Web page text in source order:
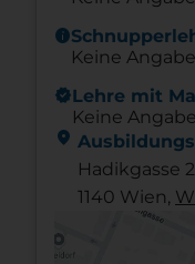
info
Keine Angabe
new_releasesLehre mit
Keine Angabe
location_on
Hadikgasse
1140 Wien,